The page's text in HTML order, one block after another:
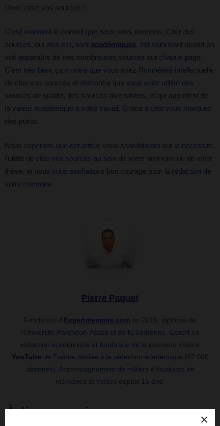
Donc citez vos sources !
C’est vraiment le conseil que nous vous donnons. Citer des
sources, qui plus est, sont académiques, est valorisant quand on
voit apparaître de très nombreuses sources sur chaque page.
C’est très bien, ça montre que vous avez l’honnêteté intellectuelle
de citer vos sources et démontre que vous avez utilisé des
sources de qualité, des sources diversifiées, et qui apportent de
la valeur académique à votre travail. Grâce à cela vous marquez
des points.
Nous espérons que cet article vous sensibilisera sur la nécessité,
l’utilité de citer vos sources au sein de votre mémoire ou de votre
thèse, et nous vous souhaitons bon courage pour la rédaction de
votre mémoire.
Pierre Paquet
Fondateur d’Expertmemoire.com en 2010, diplômé de
l’Université Panthéon-Assas et de la Sorbonne. Expert en
rédaction académique et fondateur de la première chaîne
YouTube de France dédiée à la rédaction académique (67 000
abonnés). Accompagnement de milliers d’étudiants en
mémoires et thèses depuis 15 ans.
À lire aussi :